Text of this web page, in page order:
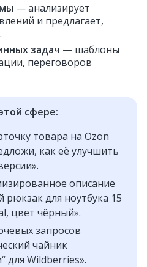
— анализирует
и предлагает,
задач — шаблоны
переговоров
сфере:
товара на Ozon
как её улучшить
описание
для ноутбука 15
цвет чёрный».
запросов
чайник
для Wildberries».